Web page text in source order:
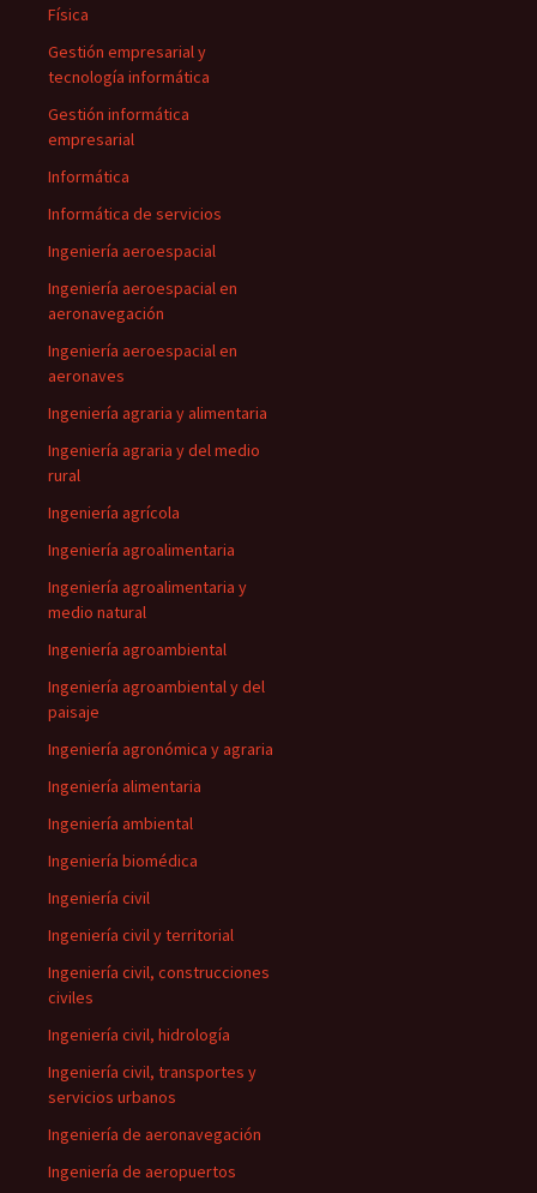
Física
Gestión empresarial y
tecnología informática
Gestión informática
empresarial
Informática
Informática de servicios
Ingeniería aeroespacial
Ingeniería aeroespacial en
aeronavegación
Ingeniería aeroespacial en
aeronaves
Ingeniería agraria y alimentaria
Ingeniería agraria y del medio
rural
Ingeniería agrícola
Ingeniería agroalimentaria
Ingeniería agroalimentaria y
medio natural
Ingeniería agroambiental
Ingeniería agroambiental y del
paisaje
Ingeniería agronómica y agraria
Ingeniería alimentaria
Ingeniería ambiental
Ingeniería biomédica
Ingeniería civil
Ingeniería civil y territorial
Ingeniería civil, construcciones
civiles
Ingeniería civil, hidrología
Ingeniería civil, transportes y
servicios urbanos
Ingeniería de aeronavegación
Ingeniería de aeropuertos